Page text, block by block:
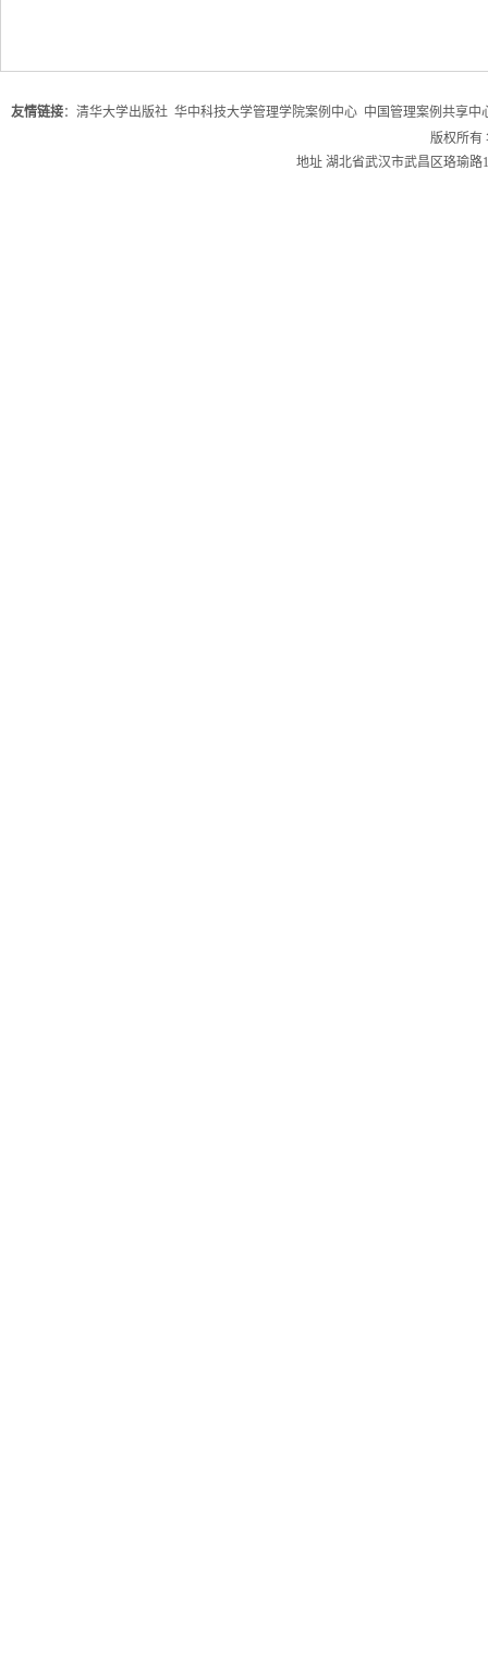
友情链接： 清华大学出版社 华中科技大学管理学院案例中心 中国管理案例共享中
版权所有
地址 湖北省武汉市武昌区珞瑜路